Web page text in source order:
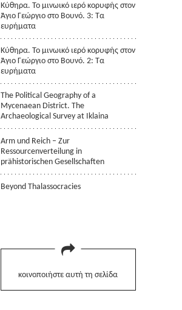
Κύθηρα. Το μινωικό ιερό κορυφής στον
Άγιο Γεώργιο στο Βουνό. 3: Τα
ευρήματα
Κύθηρα. Το μινωικό ιερό κορυφής στον
Άγιο Γεώργιο στο Βουνό. 2: Τα
ευρήματα
The Political Geography of a
Mycenaean District. The
Archaeological Survey at Iklaina
Arm und Reich – Zur
Ressourcenverteilung in
prähistorischen Gesellschaften
Beyond Thalassocracies
κοινοποιήστε αυτή τη σελίδα